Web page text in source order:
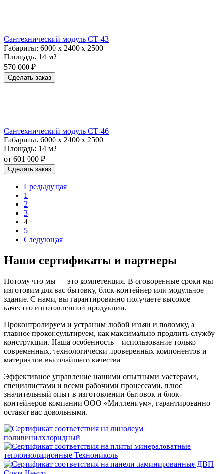
Сантехнический модуль СТ-43
Габариты: 6000 х 2400 х 2500
Площадь: 14 м2
570 000 ₽
Сделать заказ
Сантехнический модуль СТ-46
Габариты: 6000 х 2400 х 2500
Площадь: 14 м2
от 601 000 ₽
Сделать заказ
Предыдущая
1
2
3
4
5
Следующая
Наши сертификаты и партнеры
Потому что мы — это компетенция. В оговоренные сроки мы
изготовим для вас бытовку, блок-контейнер или модульное
здание. С нами, вы гарантированно получаете высокое
качество изготовленной продукции.
Проконтролируем и устраним любой изъян и поломку, а
главное проконсультируем, как максимально продлить службу
конструкции. Наша особенность – использование только
современных, технологически проверенных компонентов и
материалов высочайшего качества.
Эффективное управление нашими опытными мастерами,
специалистами и всеми рабочими процессами, плюс
значительный опыт в изготовлении бытовок и блок-
контейнеров компании ООО «Миллениум», гарантированно
оставят вас довольными.